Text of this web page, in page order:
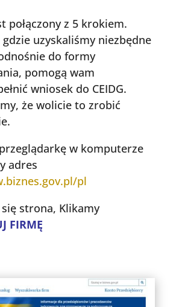
połączony z 5 krokiem.
gdzie uzyskaliśmy niezbędne
do formy
pomogą wam
wniosek do CEIDG.
że wolicie to zrobić
w komputerze
adres
pl
strona, Klikamy
FIRMĘ